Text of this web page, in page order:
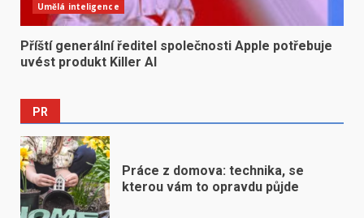
Umělá inteligence
Příští generální ředitel společnosti Apple potřebuje
uvést produkt Killer AI
PR
Práce z domova: technika, se
kterou vám to opravdu půjde